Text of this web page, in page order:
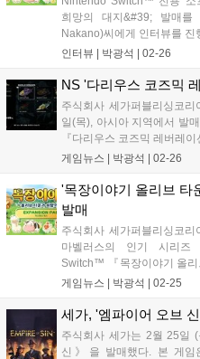
희망의 대지&#39; 발매를
Nakano)씨에게 인터뷰를 진
인터뷰 | 박광석 02-26
NS '다리우스 코즈믹
주식회사 세가퍼블리싱코
일(목), 아시아 지역에서 발
『다리우스 코즈믹 레버레
게임뉴스 | 박광석 02-26
'목장이야기 올리브 타
발매
주식회사 세가퍼블리싱코
마벨러스의 인기 시리즈
Switch™ 『목장이야기 올
2월...
게임뉴스 | 박광석 02-25
세가, '엠파이어 오브
주식회사 세가는 2월 25일
신》을 발매했다. 본 게임